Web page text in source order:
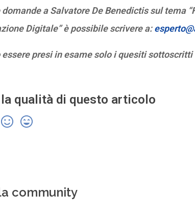
domande a Salvatore De Benedictis sul tema
Digitale” è possibile scrivere a:
essere presi in esame solo i quesiti
qualità di questo articolo
community